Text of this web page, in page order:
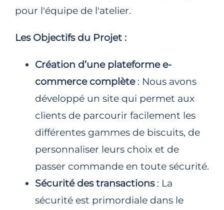
pour l'équipe de l'atelier.
Les Objectifs du Projet :
Création d’une plateforme e-
commerce complète: Nous avons
développé un site qui permet aux
clients de parcourir facilement les
différentes gammes de biscuits, de
personnaliser leurs choix et de
passer commande en toute sécurité.
Sécurité des transactions: La
sécurité est primordiale dans le